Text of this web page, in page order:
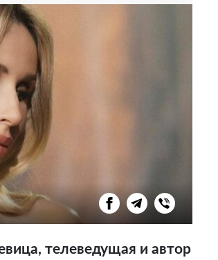
телеведущая и автор